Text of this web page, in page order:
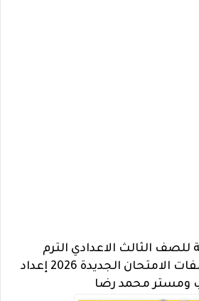
للصف الثالث الاعدادي الترم
الاول مطابق لمواصفات الامتحان الجديدة 2026 إعداد
ومستر محمد رضا